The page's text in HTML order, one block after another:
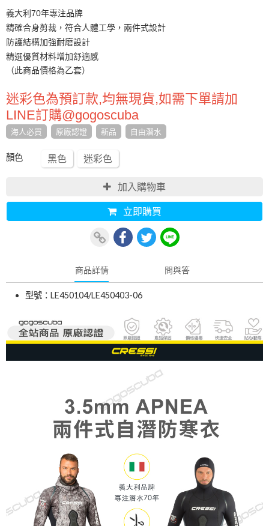
義大利70年專注品牌
精確合身剪裁，符合人體工學，兩件式設計
防護結構加強耐磨設計
精選優質材料增加舒適感
（此商品價格為乙套）
迷彩色為預訂款,均無現貨,如需下單請加
LINE訂購@gogoscuba
海人必買 原廠認證 新品 自由潛水
顏色 黑色 迷彩色
加入購物車
立即購買
商品詳情 問與答
型號：LE450104/LE450403-06